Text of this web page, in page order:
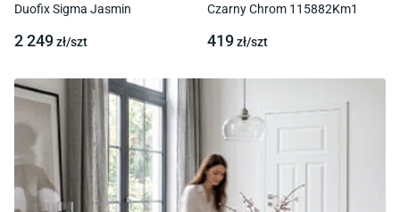
Duofix Sigma Jasmin
2 249zł/szt
Czarny Chrom 115882Km1
419zł/szt